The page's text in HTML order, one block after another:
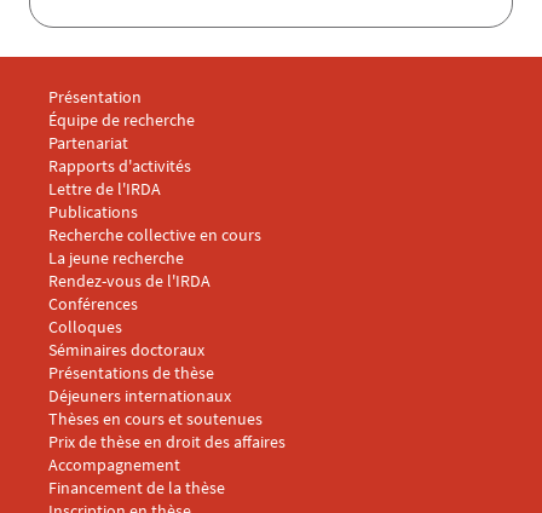
Menu footer IRDA 1
Présentation
Équipe de recherche
Partenariat
Rapports d'activités
Lettre de l'IRDA
Menu footer IRDA 2
Publications
Recherche collective en cours
La jeune recherche
Rendez-vous de l'IRDA
Conférences
Menu footer IRDA 3
Colloques
Séminaires doctoraux
Présentations de thèse
Déjeuners internationaux
Thèses en cours et soutenues
Prix de thèse en droit des affaires
Menu footer IRDA 4
Accompagnement
Financement de la thèse